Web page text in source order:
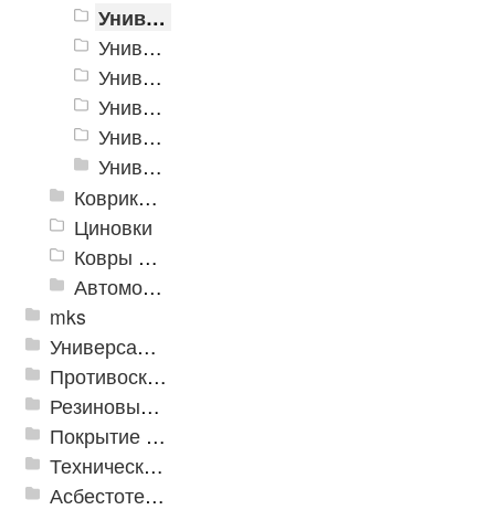
Универсальный коврик Polermo
Универсальные коврики Berlin
Универсальные коврики SPRING VELOUR
Универсальные интерьерные коврики
Универсальные коврики SPRING LEN
Универсальный коврик EVA
Коврики хлопковые
Циновки
Ковры для детской
Автомобильные коврики
mks
Универсальные модульные покрытия
Противоскользящая защита для лестниц, профили, ленты
Резиновые и ПВХ дорожки
Покрытие из резиновой крошки
Техническая резина
Асбестотехнические и теплоизоляционные материалы